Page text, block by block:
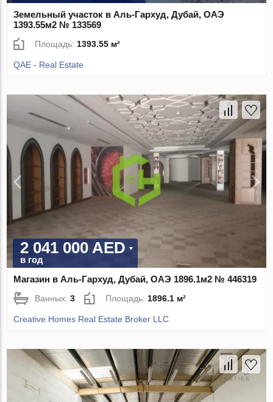
Земельный участок в Аль-Гархуд, Дубай, ОАЭ
1393.55м2 № 133569
Площадь: 1393.55 м²
QAE - Real Estate
2 041 000 AED
в год
Магазин в Аль-Гархуд, Дубай, ОАЭ 1896.1м2 № 446319
Ванных:3 Площадь: 1896.1 м²
Creative Homes Real Estate Broker LLC